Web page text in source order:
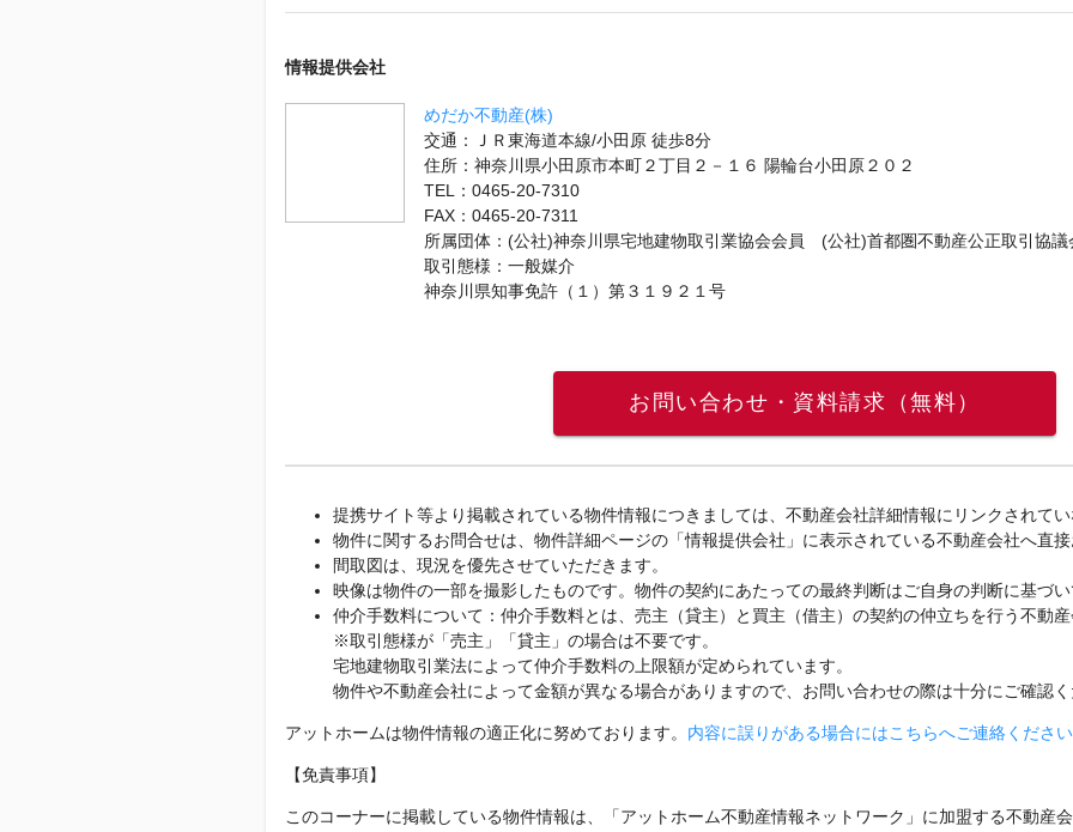
情報提供会社
めだか不動産(株)
交通：ＪＲ東海道本線/小田原 徒歩8分
住所：神奈川県小田原市本町２丁目２－１６ 陽輪台小田原２０２
TEL：0465-20-7310
FAX：0465-20-7311
所属団体：(公社)神奈川県宅地建物取引業協会会員 (公社)首都圏不動産公正取引協議
取引態様：一般媒介
神奈川県知事免許（１）第３１９２１号
お問い合わせ・資料請求（無料）
提携サイト等より掲載されている物件情報につきましては、不動産会社詳細情報にリンクされてい
物件に関するお問合せは、物件詳細ページの「情報提供会社」に表示されている不動産会社へ直接
間取図は、現況を優先させていただきます。
映像は物件の一部を撮影したものです。物件の契約にあたっての最終判断はご自身の判断に基づい
仲介手数料について：仲介手数料とは、売主（貸主）と買主（借主）の契約の仲立ちを行う不動産
※取引態様が「売主」「貸主」の場合は不要です。
宅地建物取引業法によって仲介手数料の上限額が定められています。
物件や不動産会社によって金額が異なる場合がありますので、お問い合わせの際は十分にご確認く
アットホームは物件情報の適正化に努めております。 内容に誤りがある場合にはこちらへご連絡ください
【免責事項】
このコーナーに掲載している物件情報は、「アットホーム不動産情報ネットワーク」に加盟する不動産